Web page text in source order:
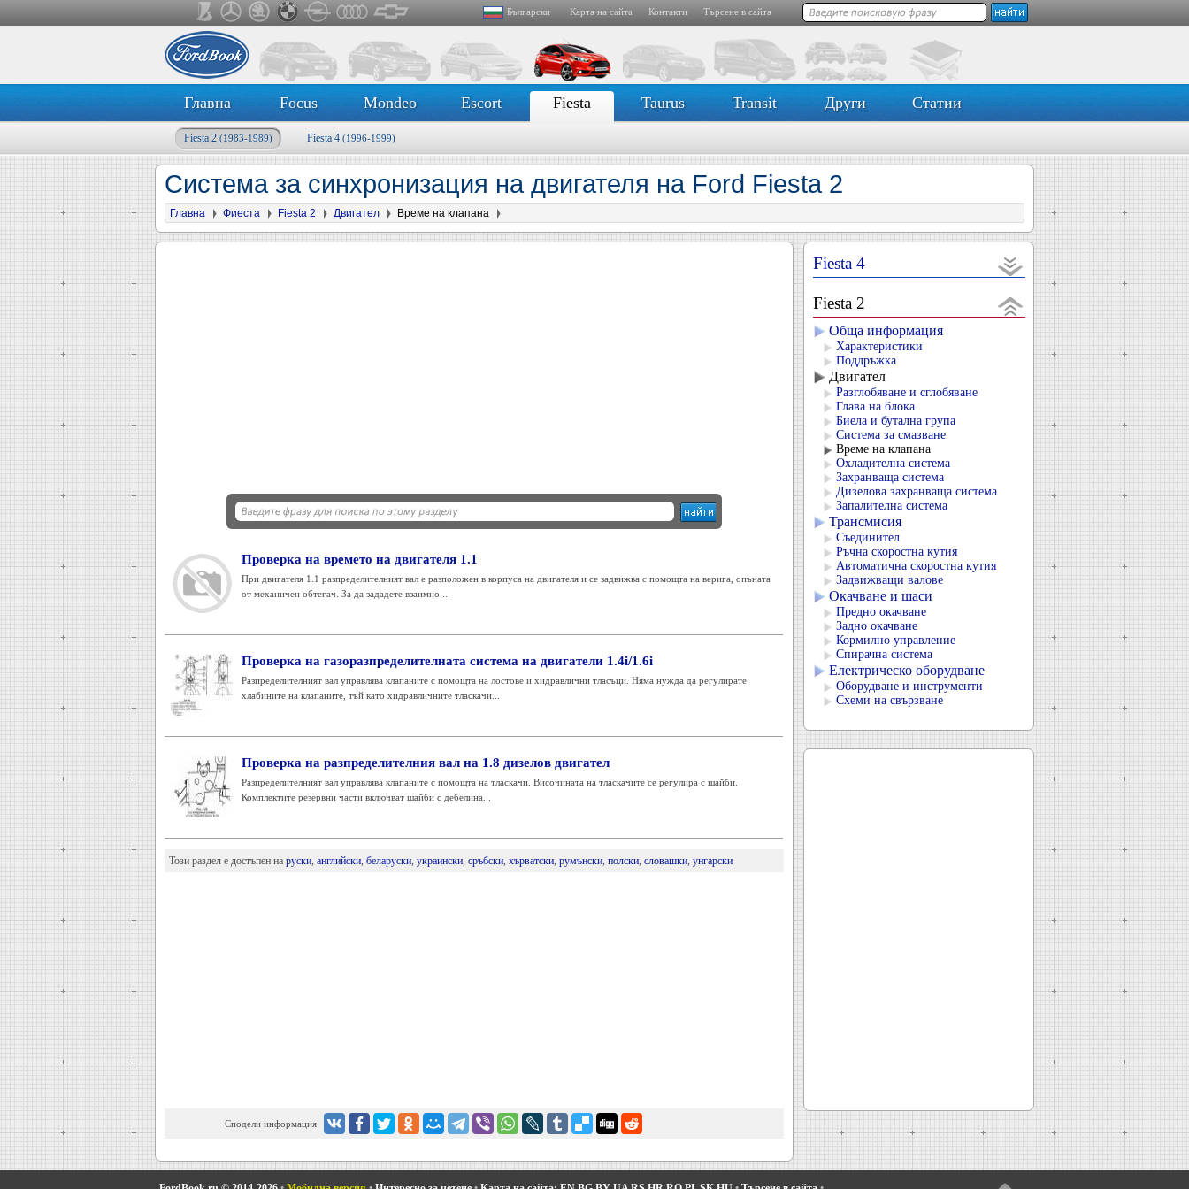
Български Карта на сайта Контакти Търсене в сайта
Главна Focus Mondeo Escort Fiesta Taurus Transit Други Статии
Fiesta 2 (1983-1989) Fiesta 4 (1996-1999)
Система за синхронизация на двигателя на Ford Fiesta 2
Главна Фиеста Fiesta 2 Двигател Време на клапана
Проверка на времето на двигателя 1.1
При двигателя 1.1 разпределителният вал е разположен в корпуса на двигателя и се задвижва с помощта на верига, опъната
от механичен обтегач. За да зададете взаимно...
Проверка на газоразпределителната система на двигатели 1.4i/1.6i
Разпределителният вал управлява клапаните с помощта на лостове и хидравлични тласъци. Няма нужда да регулирате
хлабините на клапаните, тъй като хидравличните тласкачи...
Проверка на разпределителния вал на 1.8 дизелов двигател
Разпределителният вал управлява клапаните с помощта на тласкачи. Височината на тласкачите се регулира с шайби.
Комплектите резервни части включват шайби с дебелина...
Този раздел е достъпен на руски, английски, беларуски, украински, сръбски, хърватски, румънски, полски, словашки, унгарски
Сподели информация:
Fiesta 4
Fiesta 2
Обща информация
Характеристики
Поддръжка
Двигател
Разглобяване и сглобяване
Глава на блока
Биела и бутална група
Система за смазване
Време на клапана
Охладителна система
Захранваща система
Дизелова захранваща система
Запалителна система
Трансмисия
Съединител
Ръчна скоростна кутия
Автоматична скоростна кутия
Задвижващи валове
Окачване и шаси
Предно окачване
Задно окачване
Кормилно управление
Спирачна система
Електрическо оборудване
Оборудване и инструменти
Схеми на свързване